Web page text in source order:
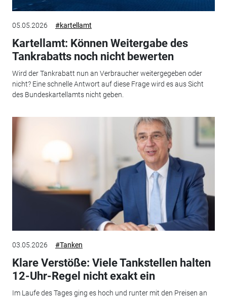
05.05.2026 #kartellamt
Kartellamt: Können Weitergabe des
Tankrabatts noch nicht bewerten
Wird der Tankrabatt nun an Verbraucher weitergegeben oder
nicht? Eine schnelle Antwort auf diese Frage wird es aus Sicht
des Bundeskartellamts nicht geben.
03.05.2026 #Tanken
Klare Verstöße: Viele Tankstellen halten
12-Uhr-Regel nicht exakt ein
Im Laufe des Tages ging es hoch und runter mit den Preisen an